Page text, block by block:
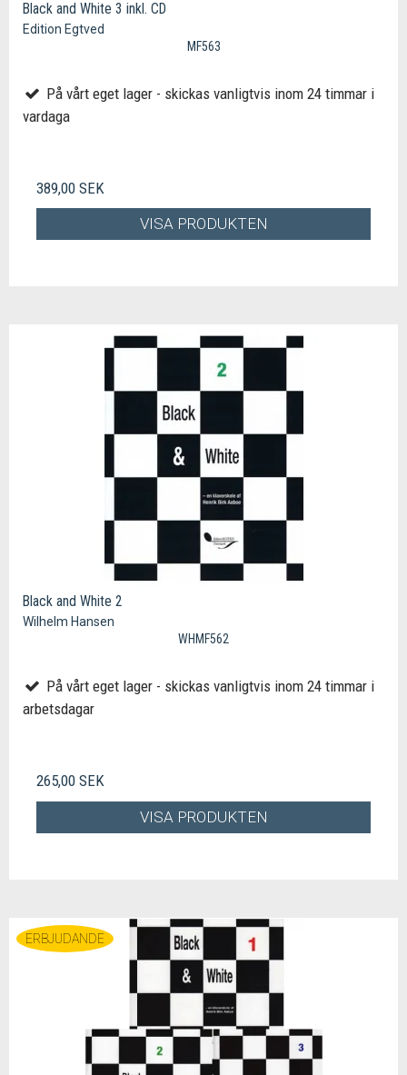
Black and White 3 inkl. CD
Edition Egtved
MF563
På vårt eget lager - skickas vanligtvis inom 24 timmar i
vardaga
389,00 SEK
VISA PRODUKTEN
Black and White 2
Wilhelm Hansen
WHMF562
På vårt eget lager - skickas vanligtvis inom 24 timmar i
arbetsdagar
265,00 SEK
VISA PRODUKTEN
ERBJUDANDE